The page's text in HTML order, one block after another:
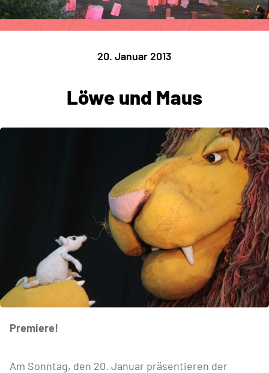
20. Januar 2013
Löwe und Maus
Premiere!
Am Sonntag, den 20. Januar präsentieren der